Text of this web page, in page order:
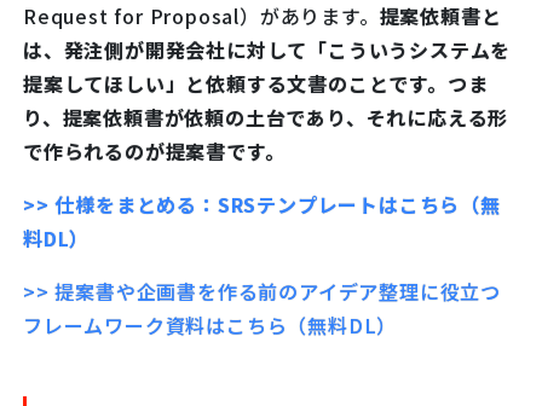
Request for Proposal）があります。 提案依頼書と
は、発注側が開発会社に対して「こういうシステムを
提案してほしい」と依頼する文書のことです。つま
り、提案依頼書が依頼の土台であり、それに応える形
で作られるのが提案書です。
>> 仕様をまとめる：SRSテンプレートはこちら（無
料DL）
>> 提案書や企画書を作る前のアイデア整理に役立つ
フレームワーク資料はこちら（無料DL）